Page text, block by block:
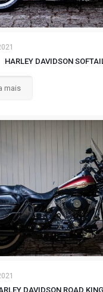
HARLEY DAVIDSON
mais
DAVIDSON ROAD